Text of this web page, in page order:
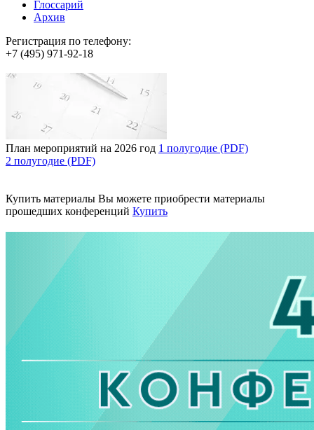
Глоссарий
Архив
Регистрация по телефону:
+7 (495) 971-92-18
План мероприятий на 2026 год 1 полугодие (PDF)
2 полугодие (PDF)
Купить материалы Вы можете приобрести материалы
прошедших конференций Купить